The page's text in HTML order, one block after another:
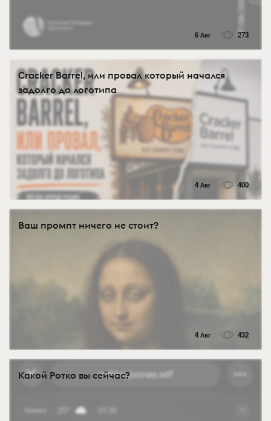
6 Авг 273
Cracker Barrel, или провал который начался
задолго до логотипа
4 Авг 400
Ваш промпт ничего не стоит?
4 Авг 432
Какой Ротко вы сейчас?